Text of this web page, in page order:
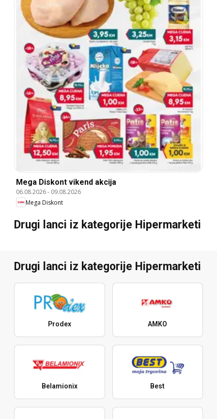
Mega Diskont vikend akcija
06.08.2026- 09.08.2026
Mega Diskont
Drugi lanci iz kategorije Hipermarketi
Drugi lanci iz kategorije Hipermarketi
Prodex AMKO
Belamionix Best